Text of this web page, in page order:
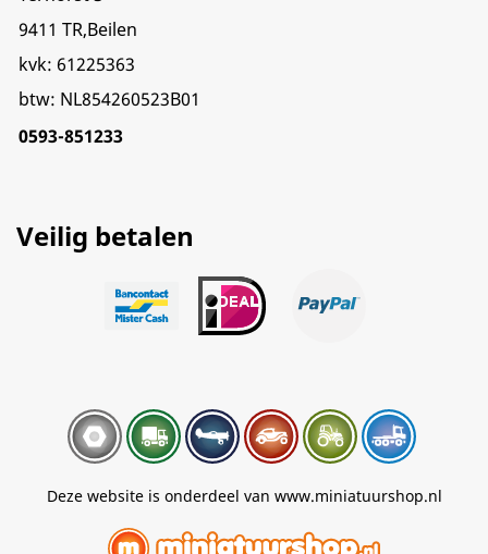
9411 TR,Beilen
kvk: 61225363
btw: NL854260523B01
0593-851233
Veilig betalen
Deze website is onderdeel van www.miniatuurshop.nl